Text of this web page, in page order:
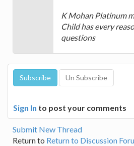
K Mohan Platinum
Child has every
questions
Sign In to post your comments
Submit New Thread
Return to Return to Discussion